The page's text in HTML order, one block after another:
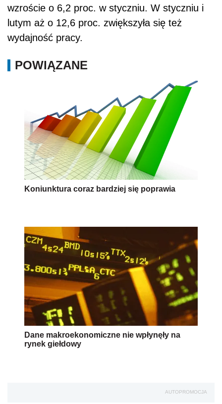
wzroście o 6,2 proc. w styczniu. W styczniu i
lutym aż o 12,6 proc. zwiększyła się też
wydajność pracy.
POWIĄZANE
Koniunktura coraz bardziej się poprawia
Dane makroekonomiczne nie wpłynęły na
rynek giełdowy
AUTOPROMOCJA